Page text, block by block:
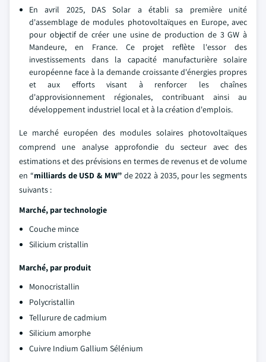
En avril 2025, DAS Solar a établi sa première unité
d'assemblage de modules photovoltaïques en Europe, avec
pour objectif de créer une usine de production de 3 GW à
Mandeure, en France. Ce projet reflète l'essor des
investissements dans la capacité manufacturière solaire
européenne face à la demande croissante d'énergies propres
et aux efforts visant à renforcer les chaînes
d'approvisionnement régionales, contribuant ainsi au
développement industriel local et à la création d'emplois.
Le marché européen des modules solaires photovoltaïques
comprend une analyse approfondie du secteur avec des
estimations et des prévisions en termes de revenus et de volume
en “milliards de USD & MW”de 2022 à 2035, pour les segments
suivants :
Marché, par technologie
Couche mince
Silicium cristallin
Marché, par produit
Monocristallin
Polycristallin
Tellurure de cadmium
Silicium amorphe
Cuivre Indium Gallium Sélénium